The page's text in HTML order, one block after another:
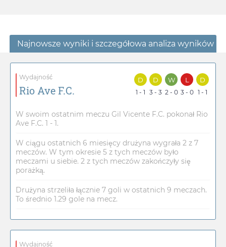
Najnowsze wyniki i szczegółowa analiza wyników
Wydajność
Rio Ave F.C.
D
1 - 1
D
3 - 3
W
2 - 0
L
3 - 0
D
1 - 1
W swoim ostatnim meczu Gil Vicente F.C. pokonał Rio
Ave F.C. 1 - 1.
W ciągu ostatnich 6 miesięcy drużyna wygrała 2 z 7
meczów. W tym okresie 5 z tych meczów było
meczami u siebie. 2 z tych meczów zakończyły się
porażką.
Drużyna strzeliła łącznie 7 goli w ostatnich 9 meczach.
To średnio 1.29 gole na mecz.
Wydajność